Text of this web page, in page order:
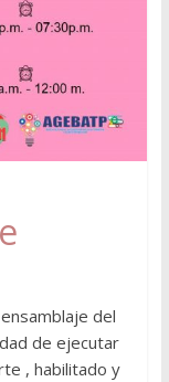
del
de ejecutar
, habilitado y